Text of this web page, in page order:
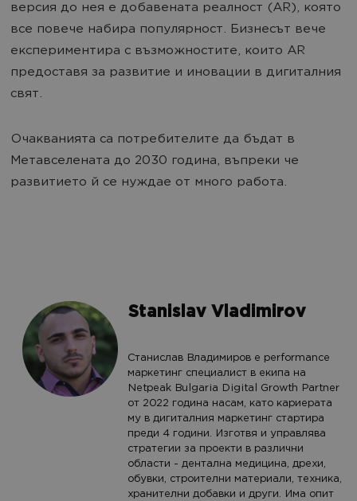
версия до нея е добавената реалност (AR), която
все повече набира популярност. Бизнесът вече
експериментира с възможностите, които AR
предоставя за развитие и иновации в дигиталния
свят.
Очакванията са потребителите да бъдат в
Метавселената до 2030 година, въпреки че
развитието й се нуждае от много работа.
Stanislav Vladimirov
Станислав Владимиров е performance
маркетинг специалист в екипа на
Netpeak Bulgaria Digital Growth Partner
от 2022 година насам, като кариерата
му в дигиталния маркетинг стартира
преди 4 години. Изготвя и управлява
стратегии за проекти в различни
области - дентална медицина, дрехи,
обувки, строителни материали, техника,
хранителни добавки и други. Има опит